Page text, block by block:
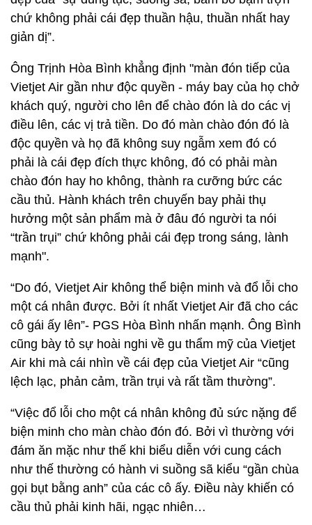
chứ không phải cái đẹp thuần hậu, thuần nhất hay
giản dị”.
Ông Trịnh Hòa Bình khẳng định "màn đón tiếp của
Vietjet Air gần như độc quyền - máy bay của họ chở
khách quý, người cho lên để chào đón là do các vị
điều lên, các vị trả tiền. Do đó màn chào đón đó là
độc quyền và họ đã không suy ngẫm xem đó có
phải là cái đẹp đích thực không, đó có phải màn
chào đón hay ho không, thành ra cưỡng bức các
cầu thủ. Hành khách trên chuyến bay phải thụ
hưởng một sản phẩm mà ở đâu đó người ta nói
“trần trụi” chứ không phải cái đẹp trong sáng, lành
mạnh".
“Do đó, Vietjet Air không thể biện minh và đổ lỗi cho
một cá nhân được. Bởi ít nhất Vietjet Air đã cho các
cô gái ấy lên”- PGS Hòa Bình nhấn mạnh. Ông Bình
cũng bày tỏ sự hoài nghi về gu thẩm mỹ của Vietjet
Air khi mà cái nhìn về cái đẹp của Vietjet Air “cũng
lệch lạc, phản cảm, trần trụi và rất tầm thường”.
“Việc đổ lỗi cho một cá nhân không đủ sức nặng để
biện minh cho màn chào đón đó. Bởi vì thường với
đám ăn mặc như thế khi biểu diễn với cung cách
như thế thường có hành vi suồng sã kiểu “gần chùa
gọi bụt bằng anh” của các cô ấy. Điều này khiến có
cầu thủ phải kinh hãi, ngạc nhiên…